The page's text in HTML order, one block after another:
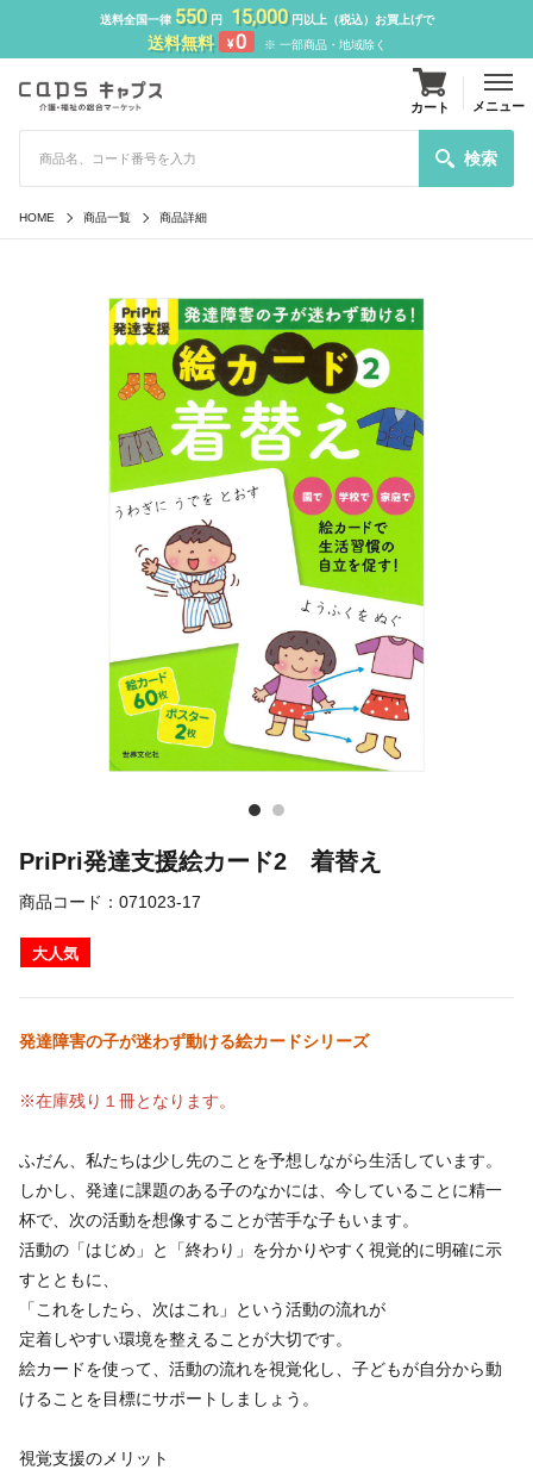
送料全国一律 550円 15,000円以上（税込）お買上げで
送料無料 ¥0 ※ 一部商品・地域除く
検索
カート メニュー
HOME 商品一覧 商品詳細
PriPri発達支援絵カード2 着替え
商品コード： 071023-17
大人気
発達障害の子が迷わず動ける絵カードシリーズ
※在庫残り１冊となります。
ふだん、私たちは少し先のことを予想しながら生活しています。
しかし、発達に課題のある子のなかには、今していることに精一
杯で、次の活動を想像することが苦手な子もいます。
活動の「はじめ」と「終わり」を分かりやすく視覚的に明確に示
すとともに、
「これをしたら、次はこれ」という活動の流れが
定着しやすい環境を整えることが大切です。
絵カードを使って、活動の流れを視覚化し、子どもが自分から動
けることを目標にサポートしましょう。
視覚支援のメリット